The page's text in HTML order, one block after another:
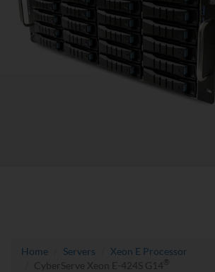
Home Servers
Xeon E Processor
CyberServe Xeon E-424S G14